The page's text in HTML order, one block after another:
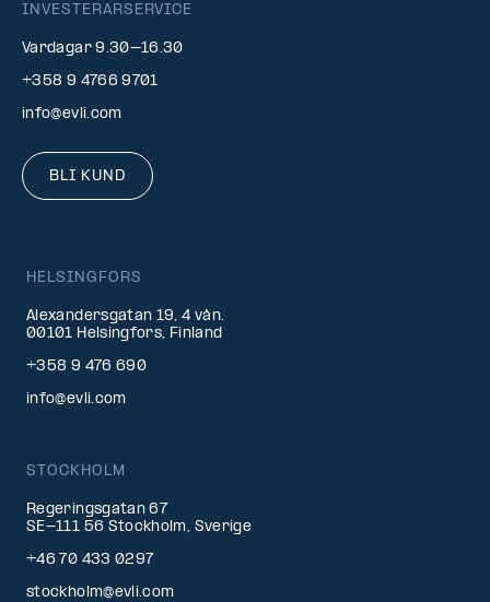
INVESTERARSERVICE
Vardagar 9.30–16.30
+358 9 4766 9701
info@evli.com
BLI KUND
HELSINGFORS
Alexandersgatan 19, 4 vån.
00101 Helsingfors, Finland
+358 9 476 690
info@evli.com
STOCKHOLM
Regeringsgatan 67
SE-111 56 Stockholm, Sverige
+46 70 433 0297
stockholm@evli.com